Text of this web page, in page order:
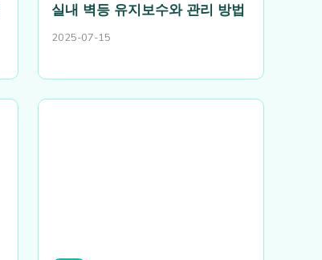
실내 벽등 유지보수와 관리 방법
2025-07-15